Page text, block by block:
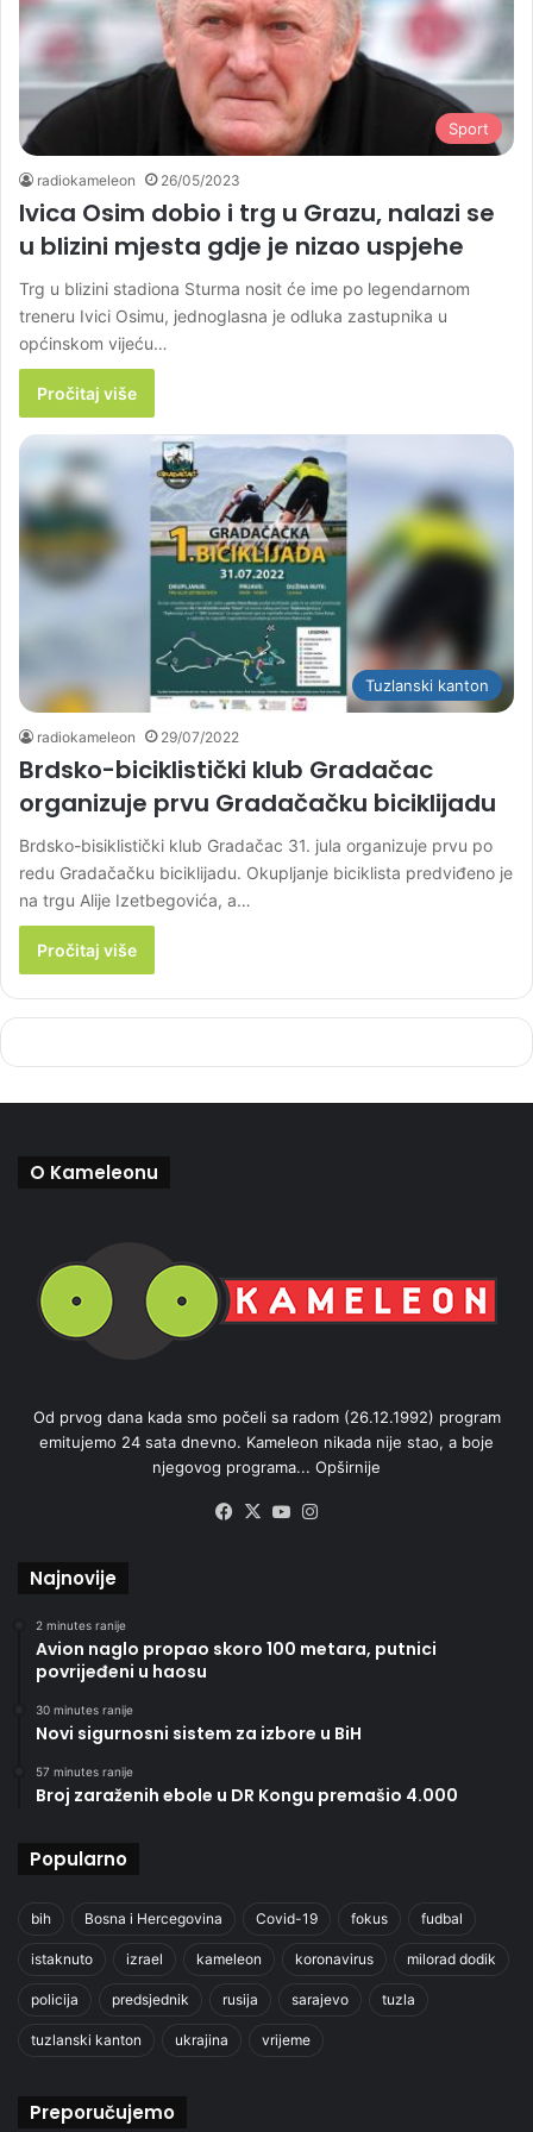
Sport
radiokameleon 26/05/2023
Ivica Osim dobio i trg u Grazu, nalazi se
u blizini mjesta gdje je nizao uspjehe
Trg u blizini stadiona Sturma nosit će ime po legendarnom
treneru Ivici Osimu, jednoglasna je odluka zastupnika u
općinskom vijeću…
Pročitaj više
Tuzlanski kanton
radiokameleon 29/07/2022
Brdsko-biciklistički klub Gradačac
organizuje prvu Gradačačku biciklijadu
Brdsko-bisiklistički klub Gradačac 31. jula organizuje prvu po
redu Gradačačku biciklijadu. Okupljanje biciklista predviđeno je
na trgu Alije Izetbegovića, a…
Pročitaj više
O Kameleonu
Od prvog dana kada smo počeli sa radom (26.12.1992) program
emitujemo 24 sata dnevno. Kameleon nikada nije stao, a boje
njegovog programa... Opširnije
Facebook
X YouTube
Najnovije
2 minutes ranije
Avion naglo propao skoro 100 metara, putnici
povrijeđeni u haosu
30 minutes ranije
Novi sigurnosni sistem za izbore u BiH
57 minutes ranije
Broj zaraženih ebole u DR Kongu premašio 4.000
Popularno
bih Bosna i Hercegovina Covid-19 fokus fudbal
istaknuto izrael kameleon koronavirus milorad dodik
policija predsjednik rusija sarajevo tuzla
tuzlanski kanton ukrajina vrijeme
Preporučujemo